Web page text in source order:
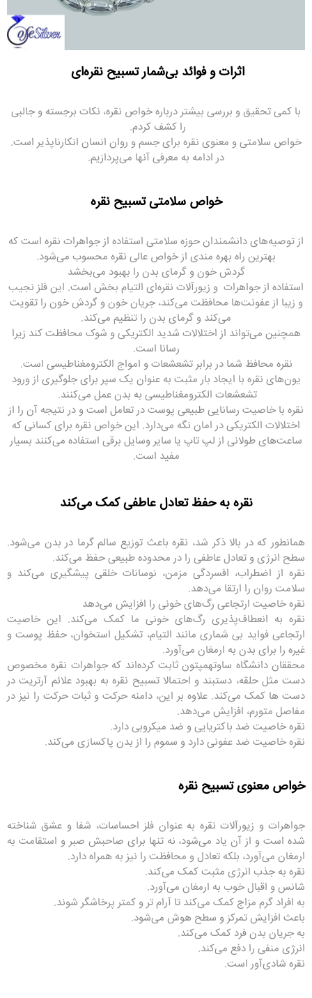
اثرات و فوائد بی‌شمار تسبیح نقره‌ای
با کمی تحقیق و بررسی بیشتر درباره خواص نقره، نکات برجسته و جالبی
را کشف کردم.
خواص سلامتی و معنوی نقره برای جسم و روان انسان انکارناپذیر است.
در ادامه به معرفی آنها می‌پردازیم.
خواص سلامتی تسبیح نقره
از توصیه‌های دانشمندان حوزه سلامتی استفاده از جواهرات نقره است که
بهترین راه بهره مندی از خواص عالی نقره محسوب می‌شود.
گردش خون و گرمای بدن را بهبود می‌بخشد
استفاده از جواهرات و زیورآلات نقره‌ای التیام بخش است. این فلز نجیب
و زیبا از عفونت‌ها محافظت می‌کند، جریان خون و گردش خون را تقویت
می‌کند و گرمای بدن را تنظیم می‌کند.
همچنین می‌تواند از اختلالات شدید الکتریکی و شوک محافظت کند زیرا
رسانا است.
نقره محافظ شما در برابر تشعشعات و امواج الکترومغناطیسی است.
یون‌های نقره با ایجاد بار مثبت به عنوان یک سپر برای جلوگیری از ورود
تشعشعات الکترومغناطیسی به بدن عمل می‌کنند.
نقره با خاصیت رسانایی طبیعی پوست در تعامل است و در نتیجه آن را از
اختلالات الکتریکی در امان نگه می‌دارد. این خواص نقره برای کسانی که
ساعت‌های طولانی از لپ تاپ یا سایر وسایل برقی استفاده می‌کنند بسیار
مفید است.
نقره به حفظ تعادل عاطفی کمک می‌کند
همانطور که در بالا ذکر شد، نقره باعث توزیع سالم گرما در بدن می‌شود.
سطح انرژی و تعادل عاطفی را در محدوده طبیعی حفظ می‌کند.
نقره از اضطراب، افسردگی مزمن، نوسانات خلقی پیشگیری می‌کند و
سلامت روان را ارتقا می‌دهد.
نقره خاصیت ارتجاعی رگ‌های خونی را افزایش می‌دهد
نقره به انعطاف‌پذیری رگ‌های خونی ما کمک می‌کند. این خاصیت
ارتجاعی فواید بی شماری مانند التیام، تشکیل استخوان، حفظ پوست و
غیره را برای بدن به ارمغان می‌آورد.
محققان دانشگاه ساوتهمپتون ثابت کرده‌اند که جواهرات نقره مخصوص
دست مثل حلقه، دستبند و احتمالا تسبیح نقره به بهبود علائم آرتریت در
دست ها کمک می‌کند. علاوه بر این، دامنه حرکت و ثبات حرکت را نیز در
مفاصل متورم، افزایش می‌دهد.
نقره خاصیت ضد باکتریایی و ضد میکروبی دارد.
نقره خاصیت ضد عفونی دارد و سموم را از بدن پاکسازی می‌کند.
خواص معنوی تسبیح نقره
جواهرات و زیورآلات نقره به عنوان فلز احساسات، شفا و عشق شناخته
شده است و از آن یاد می‌شود، نه تنها برای صاحبش صبر و استقامت به
ارمغان می‌آورد، بلکه تعادل و محافظت را نیز به همراه دارد.
نقره به جذب انرژی مثبت کمک می‌کند.
شانس و اقبال خوب به ارمغان می‌آورد.
به افراد گرم مزاج کمک می‌کند تا آرام تر و کمتر پرخاشگر شوند.
باعث افزایش تمرکز و سطح هوش می‌شود.
به جریان بدن فرد کمک می‌کند.
انرژی منفی را دفع می‌کند.
نقره شادی‌آور است.